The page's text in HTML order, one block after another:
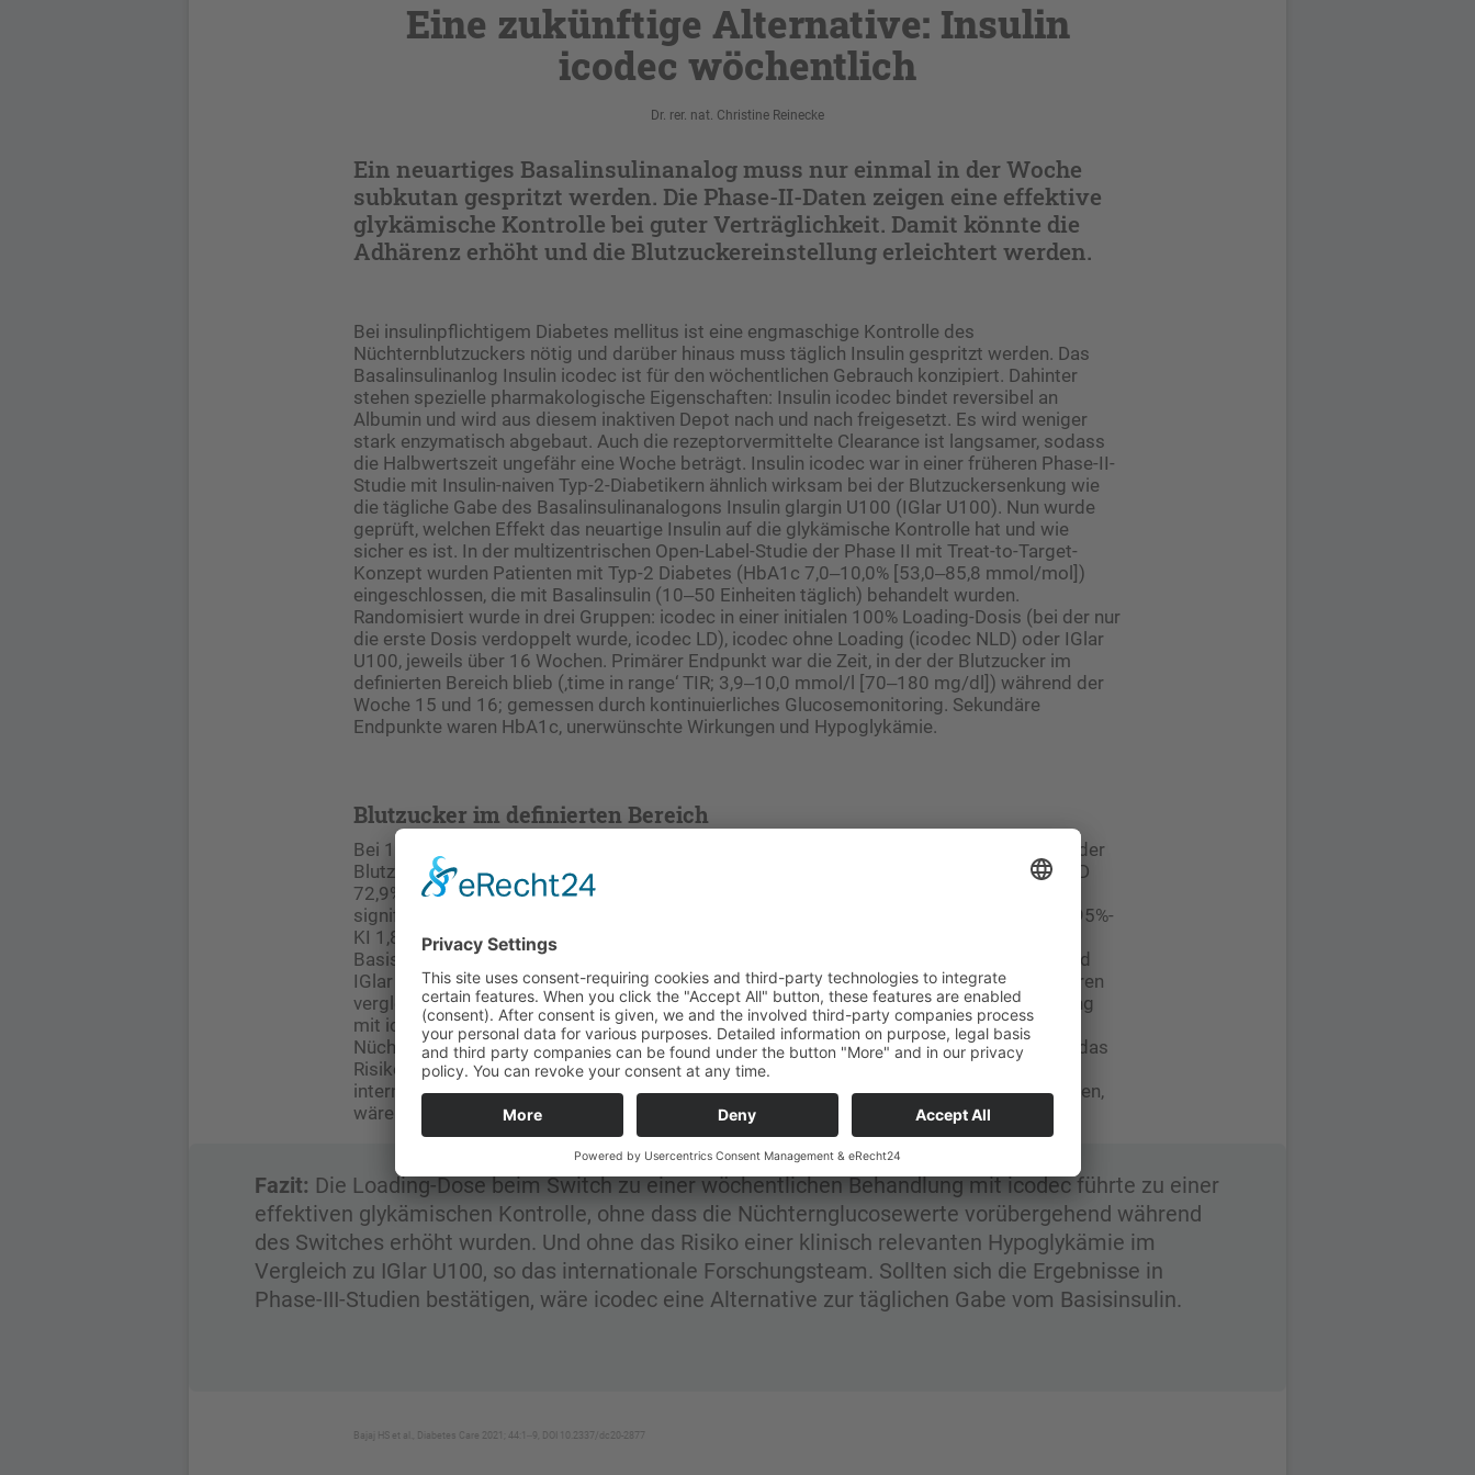
Eine zukünftige Alternative: Insulin
icodec wöchentlich
Dr. rer. nat. Christine Reinecke
Ein neuartiges Basalinsulinanalog muss nur einmal in der Woche
subkutan gespritzt werden. Die Phase-II-Daten zeigen eine effektive
glykämische Kontrolle bei guter Verträglichkeit. Damit könnte die
Adhärenz erhöht und die Blutzuckereinstellung erleichtert werden.
Bei insulinpflichtigem Diabetes mellitus ist eine engmaschige Kontrolle des
Nüchternblutzuckers nötig und darüber hinaus muss täglich Insulin gespritzt werden. Das
Basalinsulinanlog Insulin icodec ist für den wöchentlichen Gebrauch konzipiert. Dahinter
stehen spezielle pharmakologische Eigenschaften: Insulin icodec bindet reversibel an
Albumin und wird aus diesem inaktiven Depot nach und nach freigesetzt. Es wird weniger
stark enzymatisch abgebaut. Auch die rezeptorvermittelte Clearance ist langsamer, sodass
die Halbwertszeit ungefähr eine Woche beträgt. Insulin icodec war in einer früheren Phase-II-
Studie mit Insulin-naiven Typ-2-Diabetikern ähnlich wirksam bei der Blutzuckersenkung wie
die tägliche Gabe des Basalinsulinanalogons Insulin glargin U100 (IGlar U100). Nun wurde
geprüft, welchen Effekt das neuartige Insulin auf die glykämische Kontrolle hat und wie
sicher es ist. In der multizentrischen Open-Label-Studie der Phase II mit Treat-to-Target-
Konzept wurden Patienten mit Typ-2 Diabetes (HbA1c 7,0‒10,0% [53,0‒85,8 mmol/mol])
eingeschlossen, die mit Basalinsulin (10‒50 Einheiten täglich) behandelt wurden.
Randomisiert wurde in drei Gruppen: icodec in einer initialen 100% Loading-Dosis (bei der nur
die erste Dosis verdoppelt wurde, icodec LD), icodec ohne Loading (icodec NLD) oder IGlar
U100, jeweils über 16 Wochen. Primärer Endpunkt war die Zeit, in der der Blutzucker im
definierten Bereich blieb (‚time in range‘ TIR; 3,9‒10,0 mmol/l [70‒180 mg/dl]) während der
Woche 15 und 16; gemessen durch kontinuierliches Glucosemonitoring. Sekundäre
Endpunkte waren HbA1c, unerwünschte Wirkungen und Hypoglykämie.
Blutzucker im definierten Bereich
Bei 152 ausgewerteten Teilnehmern betrug die geschätzte durchschnittliche Zeit, in der der
Blutzucker im definierten Bereich blieb (TIR), während der Woche 15 und 16 für icodec LD
72,9% (n=54), für icodec NLD 66,0% (n= 50) und für IGlar U100 65,0% (n=50), mit einer
signifikanten Differenz zugunsten von icodec LD versus IGlar U100 (7,9 Prozentpunkte [95%-
KI 1,8‒13,9%]). Der durchschnittliche HbA1c nahm von 7,9% (62,8 mmol/mol) in der
Basislinie auf 7,1% (54,4 mmol/mol icodec LD) und 7,4% (57,6 mmol/mol icodec NLD und
IGlar U100) ab. Die Raten an unerwünschten Wirkungen und Hypoglykämie-Episoden waren
vergleichbar. Das Fazit: Die Loading-Dose beim Switch zu einer wöchentlichen Behandlung
mit icodec führte zu einer effektiven glykämischen Kontrolle, ohne dass die
Nüchternglucosewerte vorübergehend während des Switches erhöht wurden. Und ohne das
Risiko einer klinisch relevanten Hypoglykämie im Vergleich zu IGlar U100, so das
internationale Forschungsteam. Sollten sich die Ergebnisse in Phase-III-Studien bestätigen,
wäre icodec eine Alternative zur täglichen Gabe vom Basisinsulin.
Fazit: Die Loading-Dose beim Switch zu einer wöchentlichen Behandlung mit icodec führte zu einer
effektiven glykämischen Kontrolle, ohne dass die Nüchternglucosewerte vorübergehend während
des Switches erhöht wurden. Und ohne das Risiko einer klinisch relevanten Hypoglykämie im
Vergleich zu IGlar U100, so das internationale Forschungsteam. Sollten sich die Ergebnisse in
Phase-III-Studien bestätigen, wäre icodec eine Alternative zur täglichen Gabe vom Basisinsulin.
Bajaj HS et al., Diabetes Care 2021; 44:1‒9, DOI 10.2337/dc20-2877